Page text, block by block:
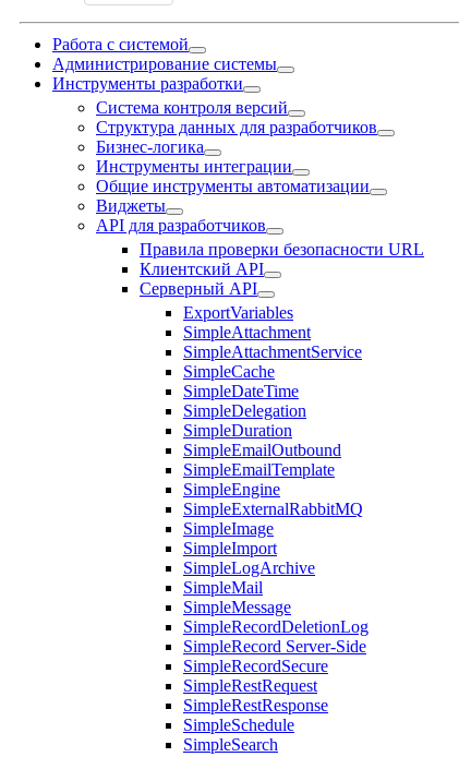
Работа с системой
Администрирование системы
Инструменты разработки
Система контроля версий
Структура данных для разработчиков
Бизнес-логика
Инструменты интеграции
Общие инструменты автоматизации
Виджеты
API для разработчиков
Правила проверки безопасности URL
Клиентский API
Серверный API
ExportVariables
SimpleAttachment
SimpleAttachmentService
SimpleCache
SimpleDateTime
SimpleDelegation
SimpleDuration
SimpleEmailOutbound
SimpleEmailTemplate
SimpleEngine
SimpleExternalRabbitMQ
SimpleImage
SimpleImport
SimpleLogArchive
SimpleMail
SimpleMessage
SimpleRecordDeletionLog
SimpleRecord Server-Side
SimpleRecordSecure
SimpleRestRequest
SimpleRestResponse
SimpleSchedule
SimpleSearch